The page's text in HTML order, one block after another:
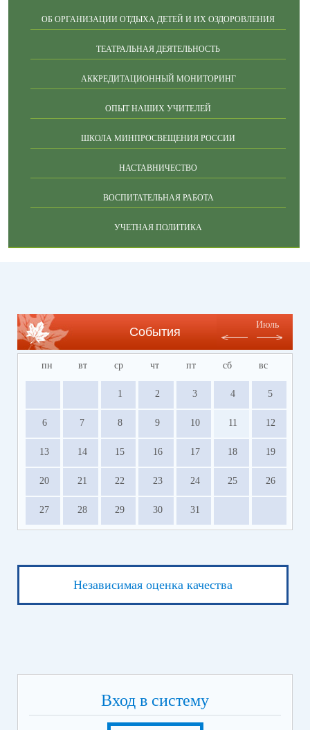
ОБ ОРГАНИЗАЦИИ ОТДЫХА ДЕТЕЙ И ИХ ОЗДОРОВЛЕНИЯ
ТЕАТРАЛЬНАЯ ДЕЯТЕЛЬНОСТЬ
АККРЕДИТАЦИОННЫЙ МОНИТОРИНГ
ОПЫТ НАШИХ УЧИТЕЛЕЙ
ШКОЛА МИНПРОСВЕЩЕНИЯ РОССИИ
НАСТАВНИЧЕСТВО
ВОСПИТАТЕЛЬНАЯ РАБОТА
УЧЕТНАЯ ПОЛИТИКА
События
Июль
пн вт ср чт пт сб вс
1 2 3 4 5
6 7 8 9 10 11 12
13 14 15 16 17 18 19
20 21 22 23 24 25 26
27 28 29 30 31
Независимая оценка качества
Вход в систему